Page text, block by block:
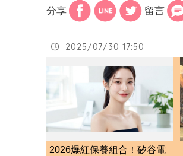
分享 留言
2025/07/30 17:50
2026爆紅保養組合！矽谷電